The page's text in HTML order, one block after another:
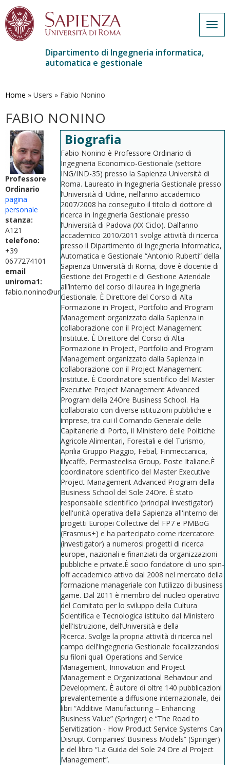
contenuto
Dipartimento di Ingegneria informatica,
automatica e gestionale
Home » Users » Fabio Nonino
FABIO NONINO
Professore
Ordinario
pagina
personale
stanza:
A121
telefono:
+39
0677274101
email
uniroma1:
fabio.nonino@uniroma1.it
Biografia
Fabio Nonino è Professore Ordinario di
Ingegneria Economico-Gestionale (settore
ING/IND-35) presso la Sapienza Università di
Roma. Laureato in Ingegneria Gestionale presso
l’Università di Udine, nell’anno accademico
2007/2008 ha conseguito il titolo di dottore di
ricerca in Ingegneria Gestionale presso
l’Università di Padova (XX Ciclo). Dall’anno
accademico 2010/2011 svolge attività di ricerca
presso il Dipartimento di Ingegneria Informatica,
Automatica e Gestionale “Antonio Ruberti” della
Sapienza Università di Roma, dove è docente di
Gestione dei Progetti e di Gestione Aziendale
all’interno del corso di laurea in Ingegneria
Gestionale. È Direttore del Corso di Alta
Formazione in Project, Portfolio and Program
Management organizzato dalla Sapienza in
collaborazione con il Project Management
Institute. È Direttore del Corso di Alta
Formazione in Project, Portfolio and Program
Management organizzato dalla Sapienza in
collaborazione con il Project Management
Institute. È Coordinatore scientifico del Master
Executive Project Management Advanced
Program della 24Ore Business School. Ha
collaborato con diverse istituzioni pubbliche e
imprese, tra cui il Comando Generale delle
Capitanerie di Porto, il Ministero delle Politiche
Agricole Alimentari, Forestali e del Turismo,
Aprilia Gruppo Piaggio, Febal, Finmeccanica,
illycaffè, Permasteelisa Group, Poste Italiane.È
coordinatore scientifico del Master Executive
Project Management Advanced Program della
Business School del Sole 24Ore. È stato
responsabile scientifico (principal investigator)
dell'unità operativa della Sapienza all'interno dei
progetti Europei Collective del FP7 e PMBoG
(Erasmus+) e ha partecipato come ricercatore
(investigator) a numerosi progetti di ricerca
europei, nazionali e finanziati da organizzazioni
pubbliche e private.È socio fondatore di uno spin-
off accademico attivo dal 2008 nel mercato della
formazione manageriale con l’utilizzo di business
game. Dal 2011 è membro del nucleo operativo
del Comitato per lo sviluppo della Cultura
Scientifica e Tecnologica istituito dal Ministero
dell’Istruzione, dell’Università e della
Ricerca. Svolge la propria attività di ricerca nel
campo dell’Ingegneria Gestionale focalizzandosi
su filoni quali Operations and Service
Management, Innovation and Project
Management e Organizational Behaviour and
Development. È autore di oltre 140 pubblicazioni
prevalentemente a diffusione internazionale, dei
libri “Additive Manufacturing – Enhancing
Business Value” (Springer) e “The Road to
Servitization - How Product Service Systems Can
Disrupt Companies’ Business Models” (Springer)
e del libro “La Guida del Sole 24 Ore al Project
Management”.